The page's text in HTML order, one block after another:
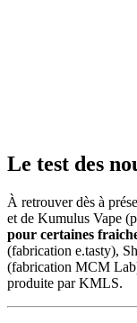
Le test des
À retrouver dès à
et de Kumulus Vape
pour certaines
(fabrication e.tasty),
(fabrication MCM
produite par KMLS.